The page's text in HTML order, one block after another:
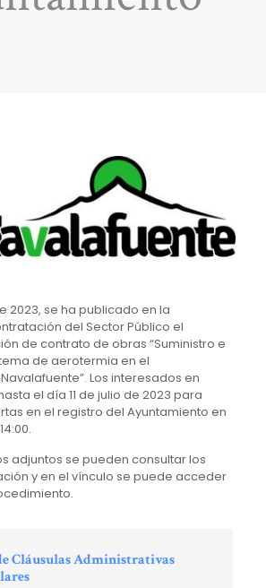
2023, se ha publicado en la
del Sector Público el
de contrato de obras “Suministro e
de aerotermia en el
Los interesados en
el día 11 de julio de 2023 para
en el registro del Ayuntamiento en
adjuntos se pueden consultar los
y en el vínculo se puede acceder
Cláusulas Administrativas